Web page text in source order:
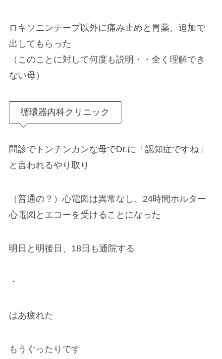
ロキソニンテープ以外に痛み止めと胃薬、追加で
出してもらった
（このことに対して何度も説明・・全く理解でき
ない母）
循環器内科クリニック
問診でトンチンカンな母でDr.に「認知症ですね」
と言われるやり取り
（普通の？）心電図は異常なし、24時間ホルター
心電図とエコーを受けることになった
明日と明後日、18日も通院する
・
はあ疲れた
もうぐったりです